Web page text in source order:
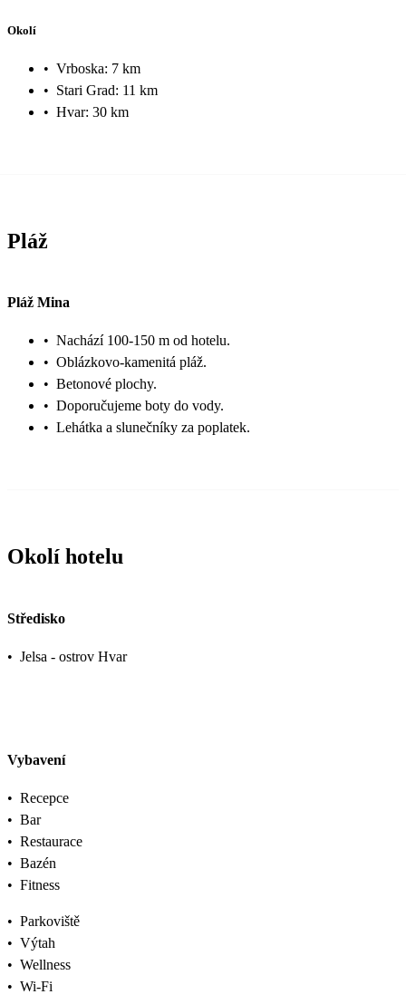
Okolí
• Vrboska: 7 km
• Stari Grad: 11 km
• Hvar: 30 km
Pláž
Pláž Mina
• Nachází 100-150 m od hotelu.
• Oblázkovo-kamenitá pláž.
• Betonové plochy.
• Doporučujeme boty do vody.
• Lehátka a slunečníky za poplatek.
Okolí hotelu
Středisko
• Jelsa - ostrov Hvar
Vybavení
• Recepce
• Bar
• Restaurace
• Bazén
• Fitness
• Parkoviště
• Výtah
• Wellness
• Wi-Fi